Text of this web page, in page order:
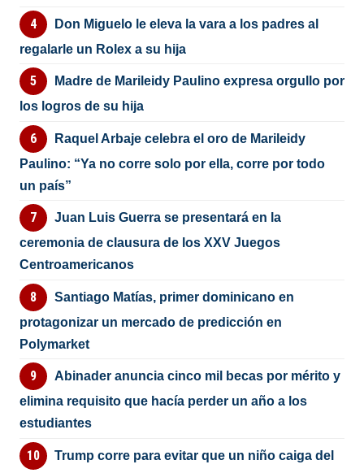
Don Miguelo le eleva la vara a los padres al
regalarle un Rolex a su hija
Madre de Marileidy Paulino expresa orgullo por
los logros de su hija
Raquel Arbaje celebra el oro de Marileidy
Paulino: “Ya no corre solo por ella, corre por todo
un país”
Juan Luis Guerra se presentará en la
ceremonia de clausura de los XXV Juegos
Centroamericanos
Santiago Matías, primer dominicano en
protagonizar un mercado de predicción en
Polymarket
Abinader anuncia cinco mil becas por mérito y
elimina requisito que hacía perder un año a los
estudiantes
Trump corre para evitar que un niño caiga del